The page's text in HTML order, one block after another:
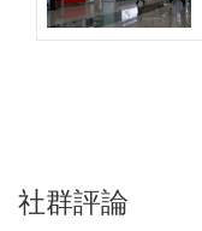
社群評論